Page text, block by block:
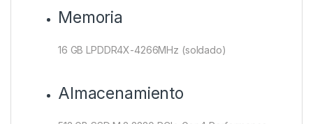
Memoria
16 GB LPDDR4X-4266MHz (soldado)
Almacenamiento